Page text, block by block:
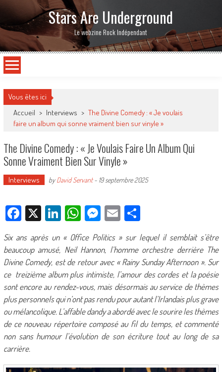
Stars Are Underground
Le webzine Rock Indépendant
Vous êtes ici
Accueil > Interviews > The Divine Comedy : « Je voulais
faire un album qui sonne vraiment bien sur vinyle »
The Divine Comedy : « Je Voulais Faire Un Album Qui
Sonne Vraiment Bien Sur Vinyle »
Interviews byDavid Servant- 19 septembre 2025
Facebook
X LinkedIn
WhatsApp
Messenger
EmailPartager
Six ans après un « Office Politics » sur lequel il semblait s’être
beaucoup amusé, Neil Hannon, l’homme orchestre derrière The
Divine Comedy, est de retour avec « Rainy Sunday Afternoon ». Sur
ce treizième album plus intimiste, l’amour des cordes et la poésie
sont encore au rendez-vous, mais désormais au service de thèmes
plus personnels qui n’ont pas rendu pour autant l’Irlandais plus grave
ou mélancolique. L’affable dandy a abordé avec le sourire les thèmes
de ce nouveau répertoire composé au fil du temps, et commenté
non sans humour l’évolution de son écriture tout au long de sa
carrière.